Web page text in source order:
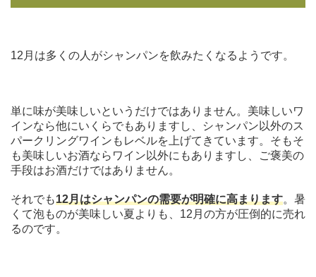
12月は多くの人がシャンパンを飲みたくなるようです。
単に味が美味しいというだけではありません。美味しいワ
インなら他にいくらでもありますし、シャンパン以外のス
パークリングワインもレベルを上げてきています。そもそ
も美味しいお酒ならワイン以外にもありますし、ご褒美の
手段はお酒だけではありません。
それでも12月はシャンパンの需要が明確に高まります。暑
くて泡ものが美味しい夏よりも、12月の方が圧倒的に売れ
るのです。